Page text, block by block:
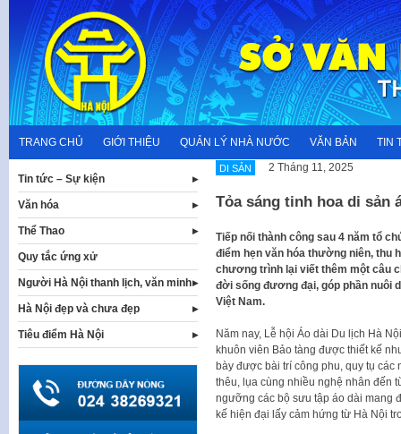
content
TRANG CHỦ GIỚI THIỆU QUẢN LÝ NHÀ NƯỚC VĂN BẢN TIN
DI SẢN 2 Tháng 11, 2025
Tỏa sáng tinh hoa di sản
Tiếp nối thành công sau 4 năm tổ
điểm hẹn văn hóa thường niên, thu
chương trình lại viết thêm một câu
đời sống đương đại, góp phần nuôi
Việt Nam.
Năm nay, Lễ hội Áo dài Du lịch Hà
khuôn viên Bảo tàng được thiết kế
bày được bài trí công phu, quy tụ
thêu, lụa cùng nhiều nghệ nhân đến
ngưỡng các bộ sưu tập áo dài mang
kế hiện đại lấy cảm hứng từ Hà Nội
Tin tức – Sự kiện
Văn hóa
Thể Thao
Quy tắc ứng xử
Người Hà Nội thanh lịch, văn minh
Hà Nội đẹp và chưa đẹp
Tiêu điểm Hà Nội